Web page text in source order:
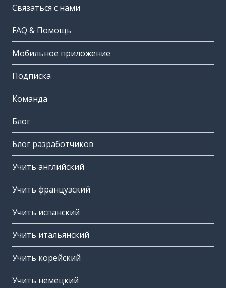
Связаться с нами
FAQ & Помощь
Мобильное приложение
Подписка
Команда
Блог
Блог разработчиков
Учить английский
Учить французский
Учить испанский
Учить итальянский
Учить корейский
Учить немецкий